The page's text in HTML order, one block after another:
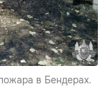
в Бендерах.